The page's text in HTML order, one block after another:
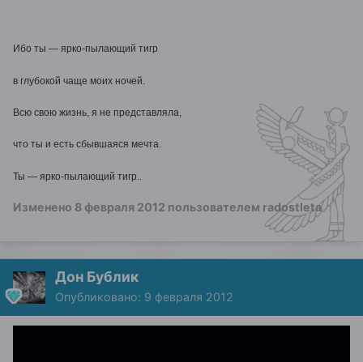
Ибо ты — ярко-пылающий тигр
в глубокой чаще моих ночей.
Всю свою жизнь, я не представляла,
что ты и есть сбывшаяся мечта.
Ты — ярко-пылающий тигр..
Изменено 8 февраля 2012 пользователем radostleta
Дон Бублик
Опубликовано: 9 февраля 2012